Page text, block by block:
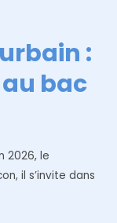
:
bac
2026, le
il s’invite dans